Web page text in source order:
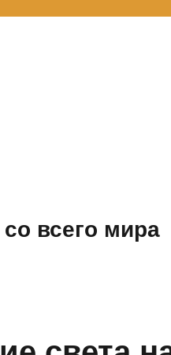
всего мира